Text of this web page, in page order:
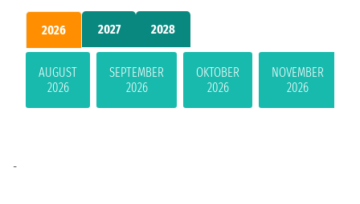
2026 2027 2028
AUGUST
2026
SEPTEMBER
2026
OKTOBER
2026
NOVEMBER
2026
-